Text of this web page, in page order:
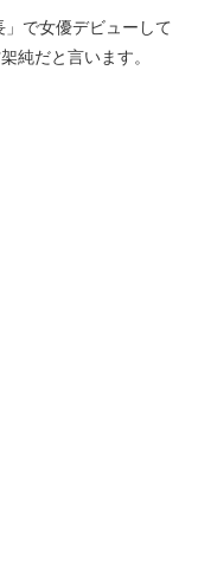
で女優デビューして
純だと言います。